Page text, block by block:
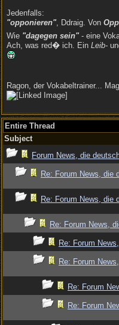
Jedenfalls:
"opponieren", Ddraig. Von
Wie "dagegen sein"- eine
Ach, was red� ich. Ein Leib-
Ragon, der Vokabeltrainer...
Entire Thread
Subject
Forum News, die
Re: Forum News, die
Re: Forum News, die
Re: Forum News,
Re: Forum
Re: Forum
Re: Forum
Re: Forum